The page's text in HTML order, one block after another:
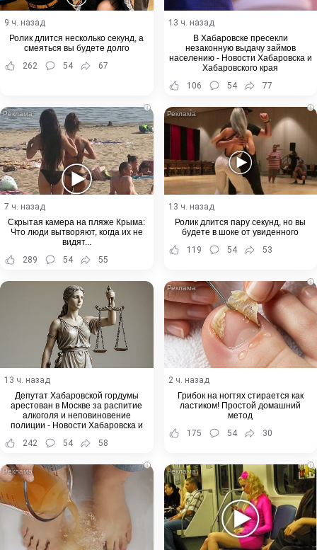
9 ч. назад
Ролик длится несколько секунд, а
смеяться вы будете долго
262
54 67
13 ч. назад
В Хабаровске пресекли
незаконную выдачу займов
населению - Новости Хабаровска и
Хабаровского края
106
54 77
i
7 ч. назад
Скрытая камера на пляже Крыма:
Что люди вытворяют, когда их не
видят...
289
54 55
i
13 ч. назад
Ролик длится пару секунд, но вы
будете в шоке от увиденного
119
54 53
13 ч. назад
Депутат Хабаровской гордумы
арестован в Москве за распитие
алкоголя и неповиновение
полиции - Новости Хабаровска и
242 54 58
i
2 ч. назад
Грибок на ногтях стирается как
ластиком! Простой домашний
метод
175
54 30
i i